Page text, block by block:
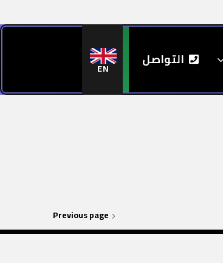
التواصل EN
Previous page